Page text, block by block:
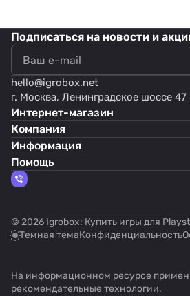
Подписаться на новости и
hello@igrobox.net
г. Москва, Ленинградское шоссе 47
Интернет-магазин
Компания
Информация
Помощь
© 2026 Igrobox: Купить игры для
Темная темаКонфиденциальность
На информационном ресурсе
рекомендательные технологии.